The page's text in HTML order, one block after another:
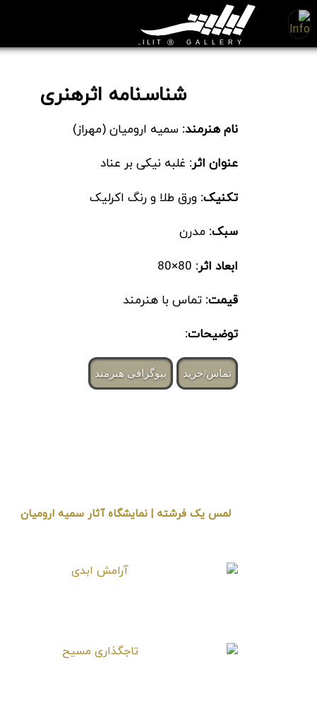
شناسـ‌نامه اثرهنری
نام هنرمند: سمیه ارومیان (مهراز)
عنوان اثر: غلبه نیکی بر عناد
تکنیک:ورق طلا و رنگ اکرلیک
سبک:مدرن
ابعاد اثر: 80×80
قیمت:تماس با هنرمند
توضیحات:
تماس/خرید بیوگرافی هنرمند
لمس یک فرشته ¦ نمایشگاه آثار سمیه ارومیان